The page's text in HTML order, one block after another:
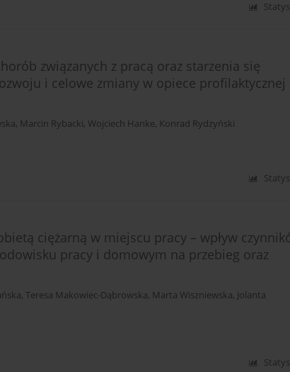
związanych z pracą oraz starzenia się
i celowe zmiany w opiece profilaktycznej
, Marcin Rybacki, Wojciech Hanke, Konrad Rydzyński
ciężarną w miejscu pracy – wpływ
pracy i domowym na przebieg oraz
, Teresa Makowiec-Dąbrowska, Marta Wiszniewska, Jolanta